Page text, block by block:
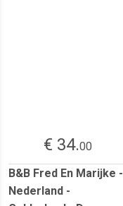
€ 34.00
B&B Fred En Marijke -
Nederland -